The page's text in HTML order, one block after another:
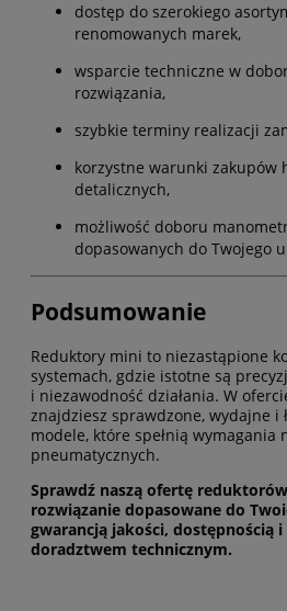
dostęp do szerokiego
renomowanych marek,
wsparcie techniczne w
rozwiązania,
szybkie terminy realizacji
korzystne warunki zakupów
detalicznych,
możliwość doboru
dopasowanych do Twojego
Podsumowanie
Reduktory mini to niezastąpione
systemach, gdzie istotne są
i niezawodność działania. W
znajdziesz sprawdzone, wydajne i
modele, które spełnią wymagania
pneumatycznych.
Sprawdź naszą ofertę
rozwiązanie dopasowane do
gwarancją jakości, dostępnością
doradztwem technicznym.